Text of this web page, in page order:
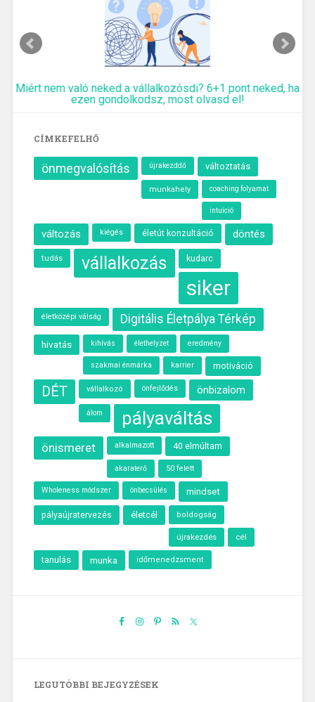
Miért nem való neked a vállalkozósdi? 6+1 pont neked, ha
ezen gondolkodsz, most olvasd el!
CÍMKEFELHŐ
önmegvalósítás újrakezddő változtatás
munkahely coaching folyamat
intuíció
változás kiégés életút konzultáció döntés
tudás vállalkozás kudarc
siker
életközépi válság Digitális Életpálya Térkép
hivatás kihívás élethelyzet eredmény
szakmai énmárka karrier motiváció
DÉT vállalkozó önfejlődés önbizalom
álom pályaváltás
önismeret alkalmazott 40 elmúltam
akaraterő 50 felett
Wholeness módszer önbecsülés mindset
pályaújratervezés életcél boldogság
újrakezdés cél
tanulás munka időmenedzsment
LEGUTÓBBI BEJEGYZÉSEK